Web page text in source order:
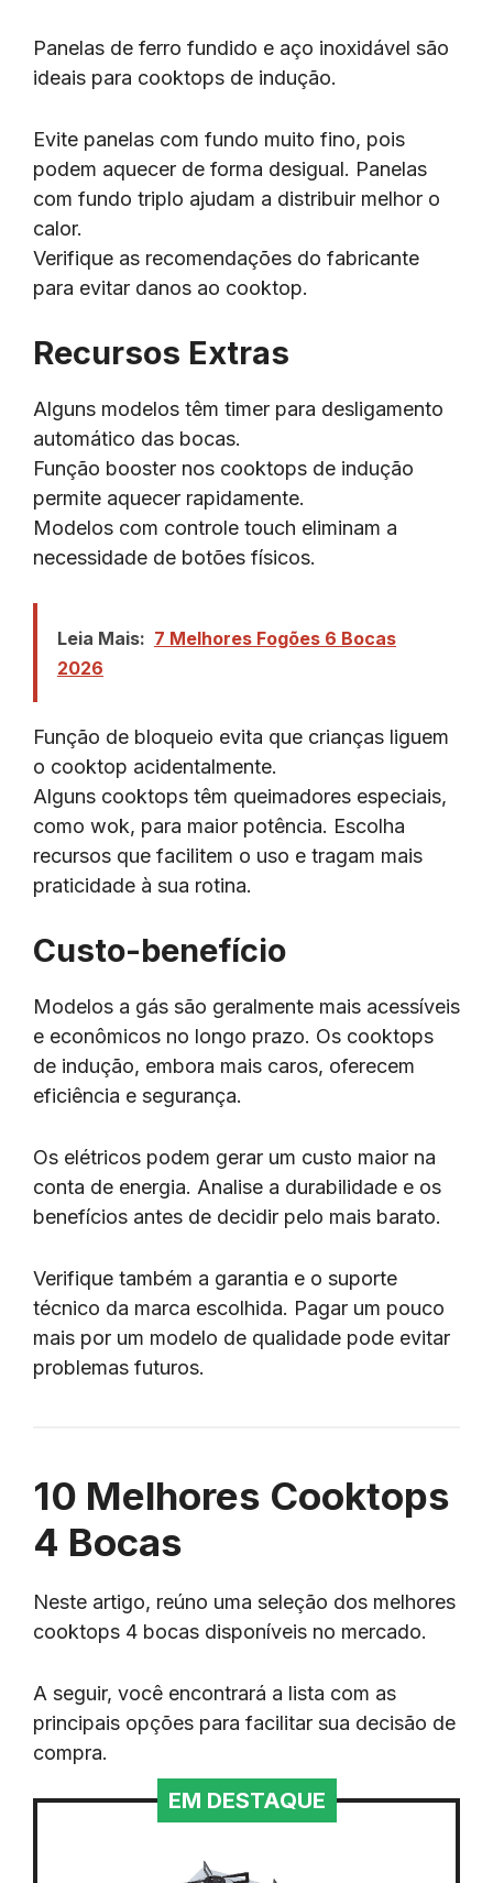
Panelas de ferro fundido e aço inoxidável são
ideais para cooktops de indução.
Evite panelas com fundo muito fino, pois
podem aquecer de forma desigual. Panelas
com fundo triplo ajudam a distribuir melhor o
calor.
Verifique as recomendações do fabricante
para evitar danos ao cooktop.
Recursos Extras
Alguns modelos têm timer para desligamento
automático das bocas.
Função booster nos cooktops de indução
permite aquecer rapidamente.
Modelos com controle touch eliminam a
necessidade de botões físicos.
Leia Mais: 7 Melhores Fogões 6 Bocas
2026
Função de bloqueio evita que crianças liguem
o cooktop acidentalmente.
Alguns cooktops têm queimadores especiais,
como wok, para maior potência. Escolha
recursos que facilitem o uso e tragam mais
praticidade à sua rotina.
Custo-benefício
Modelos a gás são geralmente mais acessíveis
e econômicos no longo prazo. Os cooktops
de indução, embora mais caros, oferecem
eficiência e segurança.
Os elétricos podem gerar um custo maior na
conta de energia. Analise a durabilidade e os
benefícios antes de decidir pelo mais barato.
Verifique também a garantia e o suporte
técnico da marca escolhida. Pagar um pouco
mais por um modelo de qualidade pode evitar
problemas futuros.
10 Melhores Cooktops
4 Bocas
Neste artigo, reúno uma seleção dos melhores
cooktops 4 bocas disponíveis no mercado.
A seguir, você encontrará a lista com as
principais opções para facilitar sua decisão de
compra.
EM DESTAQUE